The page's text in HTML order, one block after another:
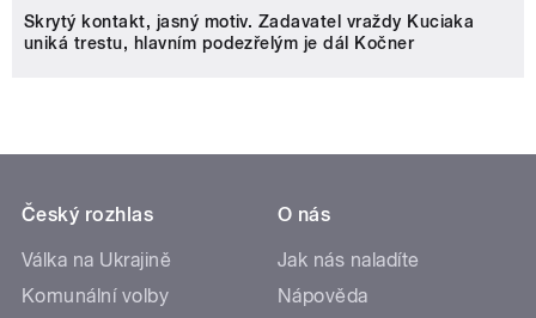
Skrytý kontakt, jasný motiv. Zadavatel vraždy Kuciaka
uniká trestu, hlavním podezřelým je dál Kočner
Český rozhlas
Válka na Ukrajině
Komunální volby
O nás
Jak nás naladíte
Nápověda